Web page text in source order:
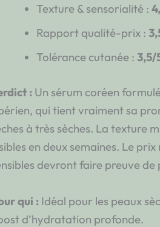
Texture & sensorialité :
Rapport qualité-prix :
Tolérance cutanée : 3,5/
:Un sérum coréen
qui tient vraiment sa
à très sèches. La texture
en deux semaines. Le
devront faire preuve de
qui :Idéal pour les peaux
d’hydratation profonde.